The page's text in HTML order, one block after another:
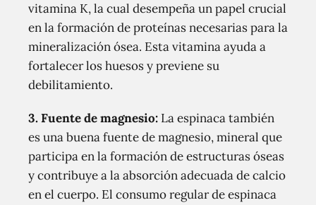
vitamina K, la cual desempeña un papel crucial
en la formación de proteínas necesarias para la
mineralización ósea. Esta vitamina ayuda a
fortalecer los huesos y previene su
debilitamiento.
3.Fuente de magnesio: La espinaca también
es una buena fuente de magnesio, mineral que
participa en la formación de estructuras óseas
y contribuye a la absorción adecuada de calcio
en el cuerpo. El consumo regular de espinaca